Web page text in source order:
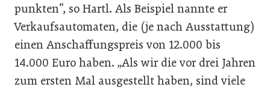
punkten“, so Hartl. Als Beispiel nannte er
Verkaufsautomaten, die (je nach Ausstattung)
einen Anschaffungspreis von 12.000 bis
14.000 Euro haben. „Als wir die vor drei Jahren
zum ersten Mal ausgestellt haben, sind viele